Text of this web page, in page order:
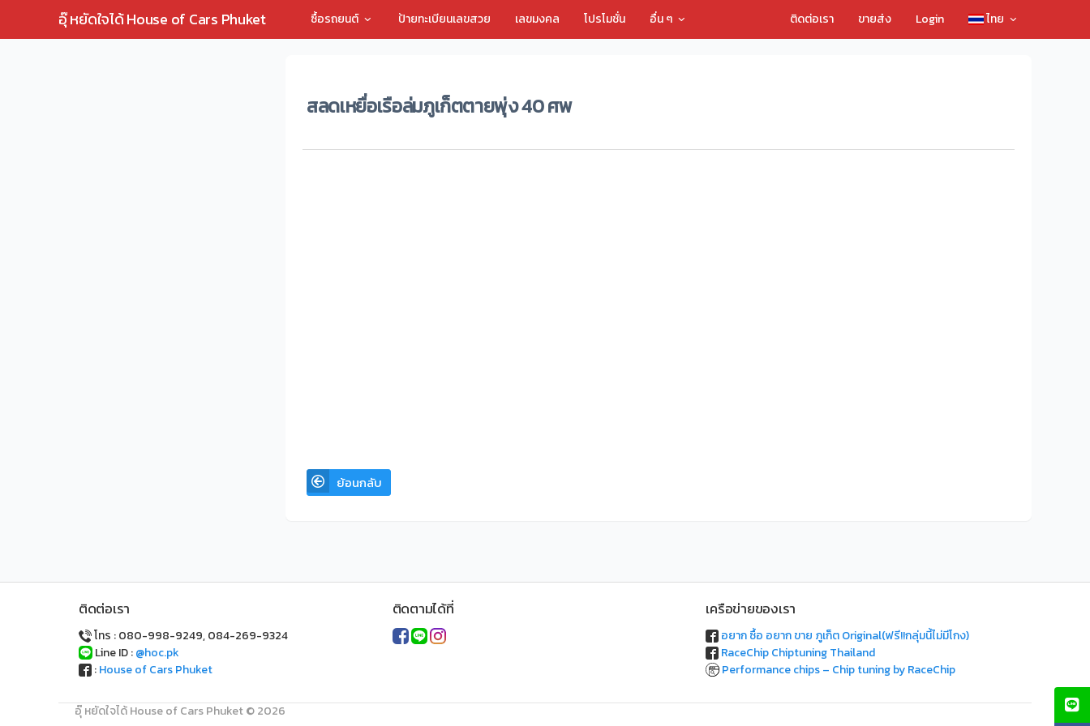
อุ๊ หยัดใจได้ House of Cars Phuket ซื้อรถยนต์ ป้ายทะเบียนเลขสวย เลขมงคล โปรโมชั่น อื่น ๆ ติดต่อเรา ขายส่ง Login ไทย
สลดเหยื่อเรือล่มภูเก็ตตายพุ่ง 40 ศพ
ย้อนกลับ
ติดต่อเรา
โทร : 080-998-9249, 084-269-9324
Line ID :@hoc.pk
:House of Cars Phuket
ติดตามได้ที่ เครือข่ายของเรา
อยาก ซื้อ อยาก ขาย ภูเก็ต Original(ฟรี!!กลุ่มนี้ไม่มีโกง)
RaceChip Chiptuning Thailand
Performance chips – Chip tuning by RaceChip
อุ๊ หยัดใจได้ House of Cars Phuket © 2026